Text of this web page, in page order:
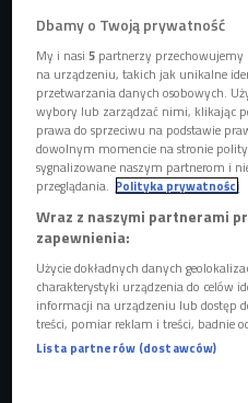
siódme miejsce pod
trzech podstawowych
75 proc. To niektóre z
Mięsa 2022" wydanym przez
Warszawie we współpracy z
Ekorozwoju. Publikacja jest z
faktów dotyczących
handlu mięsem, wyjaśnia
zwierząt gospodarskich i
środowiskowe konsekwencje.
- To, że Polska stała się
dużym stopniu wynika z tego,
Dbamy o Twoją prywatność
My i nasi5 partnerzy
na urządzeniu, takich jak unikalne
przetwarzania danych osobowych.
wybory lub zarządzać nimi, klikając
prawa do sprzeciwu na podstawie
dowolnym momencie na stronie
sygnalizowane naszym partnerom i
przeglądania. Polityka prywatności
Wraz z naszymi partnerami
zapewnienia:
Użycie dokładnych danych
charakterystyki urządzenia do celów
informacji na urządzeniu lub dostęp
treści, pomiar reklam i treści, badnie
Lista partnerów (dostawców)